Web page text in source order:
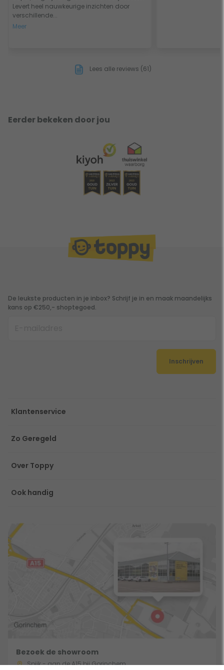
Levert heel nauwkeurige inzichten door
verschillende...
Meer
Lees alle reviews (61)
Eerder bekeken door jou
De leukste producten in je inbox? Schrijf je in en maak maandelijks
kans op €250,- shoptegoed.
Inschrijven
Klantenservice
Zo Geregeld
Over Toppy
Ook handig
Bezoek de showroom
Spijk - aan de A15 bij Gorinchem